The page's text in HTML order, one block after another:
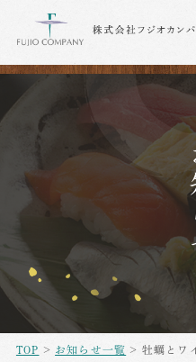
TOP > お知らせ一覧 > 牡蠣とワ